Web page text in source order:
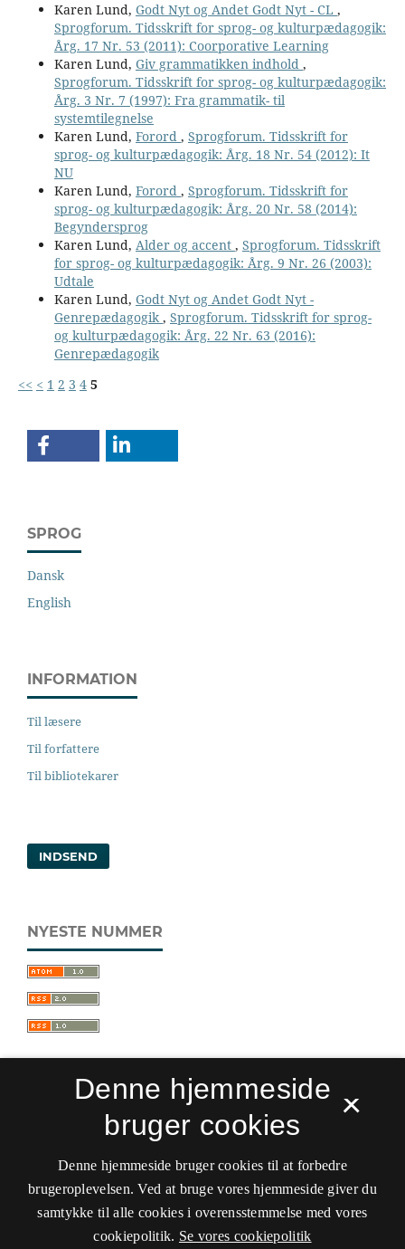
Karen Lund, Godt Nyt og Andet Godt Nyt - CL ,
Sprogforum. Tidsskrift for sprog- og kulturpædagogik:
Årg. 17 Nr. 53 (2011): Coorporative Learning
Karen Lund, Giv grammatikken indhold ,
Sprogforum. Tidsskrift for sprog- og kulturpædagogik:
Årg. 3 Nr. 7 (1997): Fra grammatik- til
systemtilegnelse
Karen Lund, Forord , Sprogforum. Tidsskrift for
sprog- og kulturpædagogik: Årg. 18 Nr. 54 (2012): It
NU
Karen Lund, Forord , Sprogforum. Tidsskrift for
sprog- og kulturpædagogik: Årg. 20 Nr. 58 (2014):
Begyndersprog
Karen Lund, Alder og accent , Sprogforum. Tidsskrift
for sprog- og kulturpædagogik: Årg. 9 Nr. 26 (2003):
Udtale
Karen Lund, Godt Nyt og Andet Godt Nyt -
Genrepædagogik , Sprogforum. Tidsskrift for sprog-
og kulturpædagogik: Årg. 22 Nr. 63 (2016):
Genrepædagogik
<< < 1 2 3 4 5
SPROG
Dansk
English
INFORMATION
Til læsere
Til forfattere
Til bibliotekarer
INDSEND
NYESTE NUMMER
Sprogforum. Tidsskrift for sprog- og
kulturpædagogik
ISSN 0909-9328 (Trykt)
ISSN 1399-8617 (Online)
Tilgængelighedserklæring
×
Denne hjemmeside
bruger cookies
Denne hjemmeside bruger cookies til at forbedre
brugeroplevelsen. Ved at bruge vores hjemmeside giver du
samtykke til alle cookies i overensstemmelse med vores
cookiepolitik. Se vores cookiepolitik